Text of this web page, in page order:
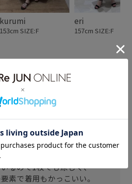
kurumi
153cm SIZE:F
eri
157cm SIZE:F
ャツワンピースはベルトが付
すっきり着用できます。
ューム感はあるのでカジュア
るので1枚でも涼しく、
素で着用もかっこいい。